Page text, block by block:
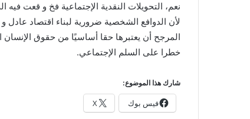
نعم، التحويلات النقدية الإجتماعية فخ و قعت فيه
لأن الدوافع الشخصية ضرورية لبناء اقتصاد عادل
المرجح أن يعتبرها حقا أساسيًا من حقوق
خطرا على السلم الإجتماعي.
شارك هذا الموضوع:
فيس بوك X